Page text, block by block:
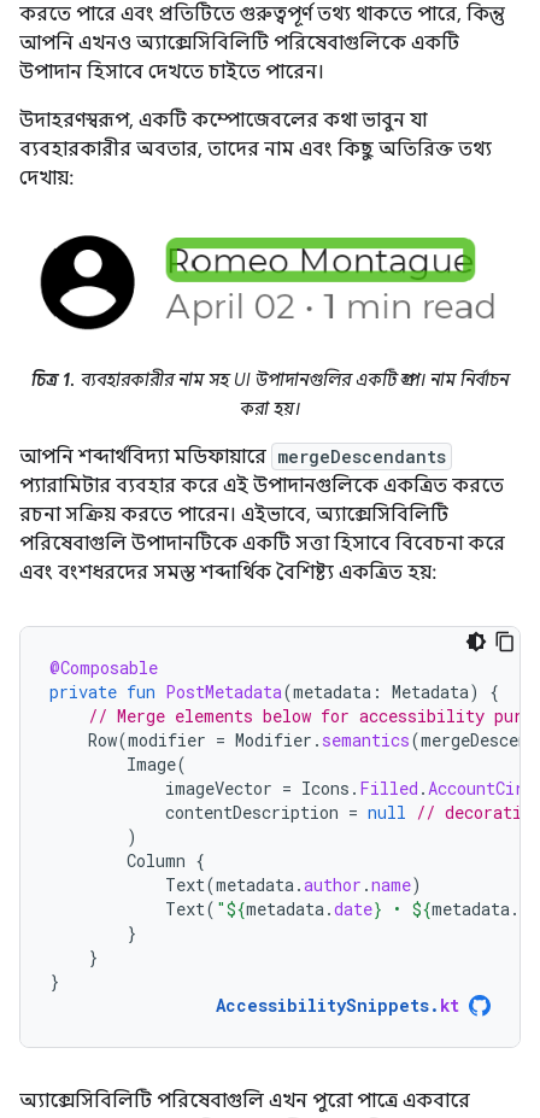
করতে পারে এবং প্রতিটিতে গুরুত্বপূর্ণ তথ্য থাকতে পারে, কিন্তু
আপনি এখনও অ্যাক্সেসিবিলিটি পরিষেবাগুলিকে একটি
উপাদান হিসাবে দেখতে চাইতে পারেন।
উদাহরণস্বরূপ, একটি কম্পোজেবলের কথা ভাবুন যা
ব্যবহারকারীর অবতার, তাদের নাম এবং কিছু অতিরিক্ত তথ্য
দেখায়:
চিত্র 1. ব্যবহারকারীর নাম সহ UI উপাদানগুলির একটি গ্রুপ। নাম নির্বাচন
করা হয়।
আপনি শব্দার্থবিদ্যা মডিফায়ারে mergeDescendants
প্যারামিটার ব্যবহার করে এই উপাদানগুলিকে একত্রিত করতে
রচনা সক্রিয় করতে পারেন। এইভাবে, অ্যাক্সেসিবিলিটি
পরিষেবাগুলি উপাদানটিকে একটি সত্তা হিসাবে বিবেচনা করে
এবং বংশধরদের সমস্ত শব্দার্থিক বৈশিষ্ট্য একত্রিত হয়:
@Composable
private fun PostMetadata(metadata : Metadata)
{
// Merge elements below for accessibility
Row(modifier = Modifier . semantics(
Image(
imageVector = Icons . Filled .
contentDescription = null // decorative
)
Column {
Text(metadata.author .name)
Text( "${metadata.date} • ${metadata.
}
}
}
AccessibilitySnippets. kt
অ্যাক্সেসিবিলিটি পরিষেবাগুলি এখন পুরো পাত্রে একবারে